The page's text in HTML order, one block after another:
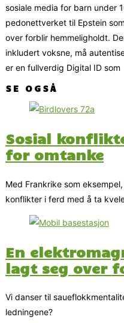
sosiale media for barn under
pedonettverket til Epstein
over forblir hemmeligholdt.
inkludert voksne, må
er en fullverdig Digital ID som
SE OGSÅ
Sosial
for omtanke
Med Frankrike som
konflikter i ferd med å ta
En
lagt seg over
Vi danser til
ledningene?